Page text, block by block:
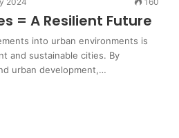
= A Resilient Future
into urban environments is
and sustainable cities. By
urban development,…
2025
Republik Indonesia
2019-2024, Bapak KH.
Amin meresmikan Pusat
(Center of
TOSS, DHYRECS, dan